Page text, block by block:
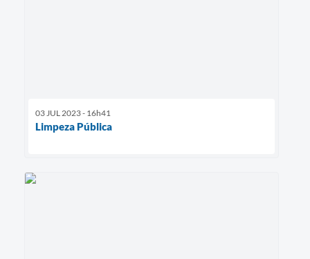
03 JUL 2023 - 16h41
Limpeza Pública